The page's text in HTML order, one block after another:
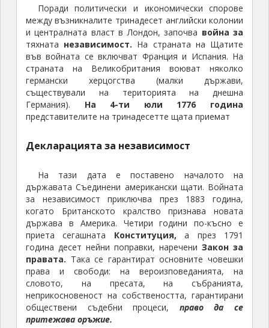
Поради политически и икономически спорове
между възникналите тринадесет английски колонии
и централната власт в Лондон, започва война за
тяхната независимост. На страната на Щатите
във войната се включват Франция и Испания. На
страната на Великобритания воюват няколко
германски херцогства (малки държави,
съществували на територията на днешна
Германия). На 4-ти юли 1776 година
представителите на тринадесетте щата приемат
Декларацията за независимост
На тази дата е поставено началото на
държавата Съединени американски щати. Войната
за независимост приключва през 1883 година,
когато Британското кралство признава новата
държава в Америка. Четири години по-късно е
приета сегашната Конституция,а през 1791
година десет нейни поправки, наречениЗакон за
правата. Така се гарантират основните човешки
права и свободи: на вероизповеданията, на
словото, на пресата, на събранията,
неприкосновеност на собствеността, гарантирани
обществени съдебни процеси, право да се
притежава оръжие.